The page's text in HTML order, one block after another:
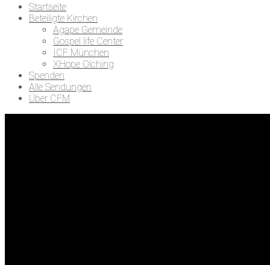
Startseite
Beteiligte Kirchen
Agape Gemeinde
Gospel life Center
ICF München
XHope Olching
Spenden
Alle Sendungen
Über CFM